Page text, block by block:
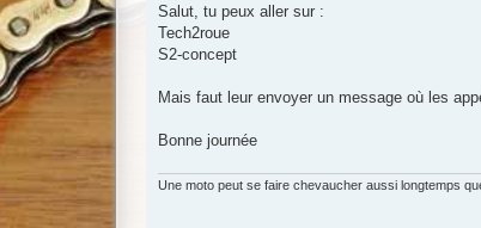
s
a
g
Salut, tu peux aller sur :
Tech2roue
S2-concept
Mais faut leur envoyer un message où les
Bonne journée
Une moto peut se faire chevaucher aussi longtemps